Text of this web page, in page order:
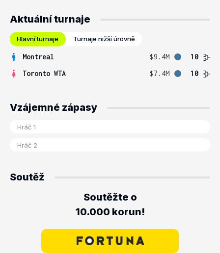
Aktuální turnaje
Hlavní turnaje Turnaje nižší úrovně
Montreal $9.4M
10
Toronto WTA
$7.4M 10
Vzájemné zápasy
Soutěž
Soutěžte o
10.000 korun!